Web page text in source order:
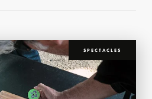
SPECTACLES